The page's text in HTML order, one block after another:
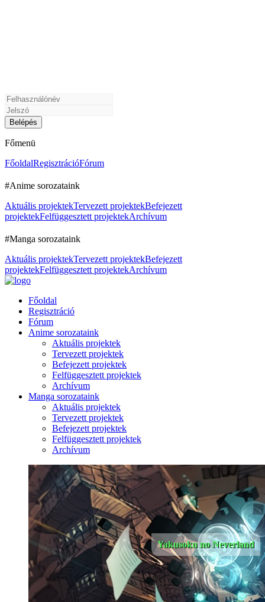
Főmenü
FőoldalRegisztrációFórum
#Anime sorozataink
Aktuális projektekTervezett projektekBefejezett
projektekFelfüggesztett projektekArchívum
#Manga sorozataink
Aktuális projektekTervezett projektekBefejezett
projektekFelfüggesztett projektekArchívum
Főoldal
Regisztráció
Fórum
Anime sorozataink
Aktuális projektek
Tervezett projektek
Befejezett projektek
Felfüggesztett projektek
Archívum
Manga sorozataink
Aktuális projektek
Tervezett projektek
Befejezett projektek
Felfüggesztett projektek
Archívum
Yakusoku no Neverland